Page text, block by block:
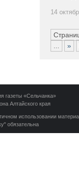
14
...
»
газеты «Сельчанка»
Алтайского края
использовании
обязательна